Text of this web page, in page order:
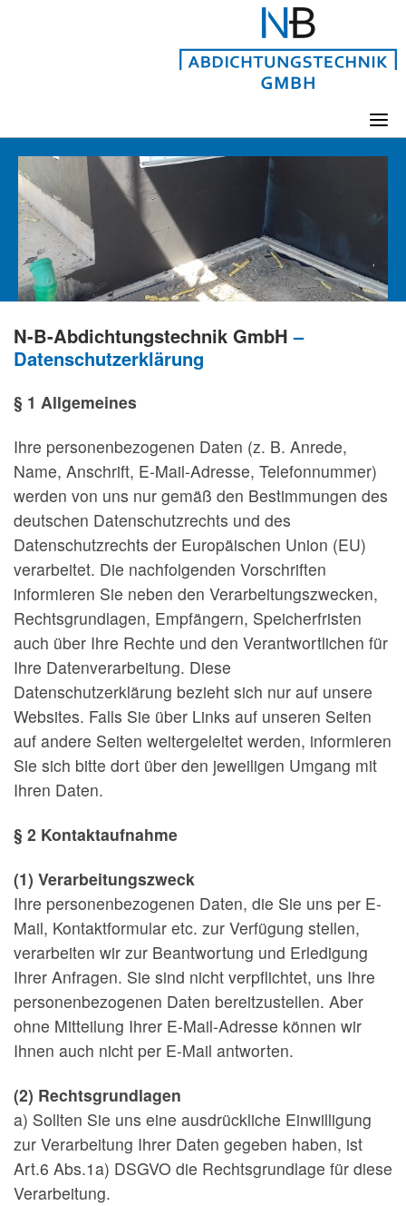
N-B-Abdichtungstechnik GmbH–
Datenschutzerklärung
§ 1 Allgemeines
Ihre personenbezogenen Daten (z. B. Anrede,
Name, Anschrift, E-Mail-Adresse, Telefonnummer)
werden von uns nur gemäß den Bestimmungen des
deutschen Datenschutzrechts und des
Datenschutzrechts der Europäischen Union (EU)
verarbeitet. Die nachfolgenden Vorschriften
informieren Sie neben den Verarbeitungszwecken,
Rechtsgrundlagen, Empfängern, Speicherfristen
auch über Ihre Rechte und den Verantwortlichen für
Ihre Datenverarbeitung. Diese
Datenschutzerklärung bezieht sich nur auf unsere
Websites. Falls Sie über Links auf unseren Seiten
auf andere Seiten weitergeleitet werden, informieren
Sie sich bitte dort über den jeweiligen Umgang mit
Ihren Daten.
§ 2 Kontaktaufnahme
(1) Verarbeitungszweck
Ihre personenbezogenen Daten, die Sie uns per E-
Mail, Kontaktformular etc. zur Verfügung stellen,
verarbeiten wir zur Beantwortung und Erledigung
Ihrer Anfragen. Sie sind nicht verpflichtet, uns Ihre
personenbezogenen Daten bereitzustellen. Aber
ohne Mitteilung Ihrer E-Mail-Adresse können wir
Ihnen auch nicht per E-Mail antworten.
(2) Rechtsgrundlagen
a) Sollten Sie uns eine ausdrückliche Einwilligung
zur Verarbeitung Ihrer Daten gegeben haben, ist
Art.6 Abs.1a) DSGVO die Rechtsgrundlage für diese
Verarbeitung.